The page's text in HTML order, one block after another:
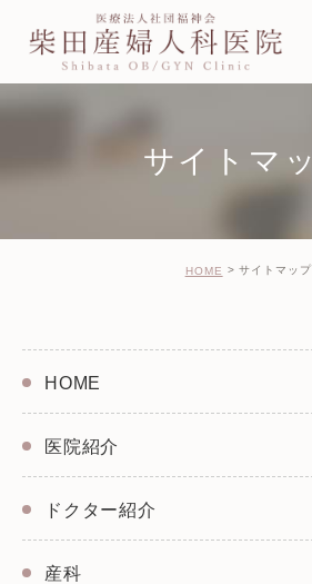
サイトマ
HOME サイトマップ
HOME
医院紹介
ドクター紹介
産科